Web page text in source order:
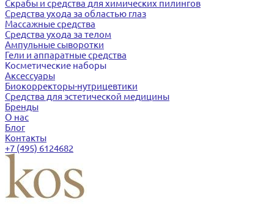
Скрабы и средства для химических пилингов
Средства ухода за областью глаз
Массажные средства
Средства ухода за телом
Ампульные сыворотки
Гели и аппаратные средства
Косметические наборы
Аксессуары
Биокорректоры-нутрицевтики
Средства для эстетической медицины
Бренды
О нас
Блог
Контакты
+7 (495) 6124682